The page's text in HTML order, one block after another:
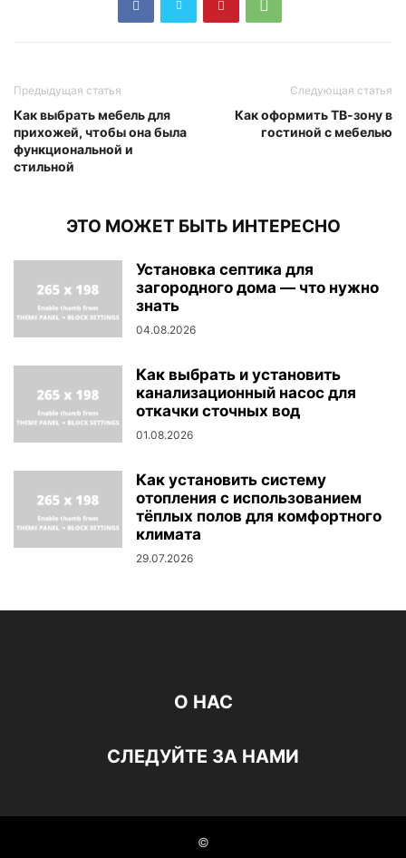
Предыдущая статья
Как выбрать мебель для
прихожей, чтобы она была
функциональной и
стильной
Следующая статья
Как оформить ТВ-зону в
гостиной с мебелью
ЭТО МОЖЕТ БЫТЬ ИНТЕРЕСНО
Установка септика для
загородного дома — что нужно
знать
04.08.2026
Как выбрать и установить
канализационный насос для
откачки сточных вод
01.08.2026
Как установить систему
отопления с использованием
тёплых полов для комфортного
климата
29.07.2026
О НАС
СЛЕДУЙТЕ ЗА НАМИ
©